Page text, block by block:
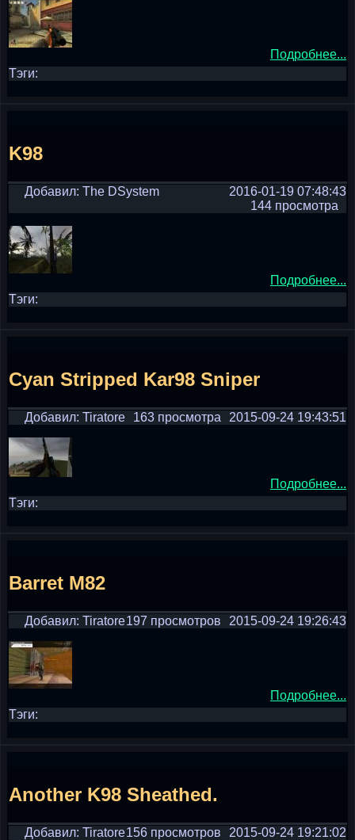
Подробнее...
Тэги:
K98
Добавил: The DSystem
2016-01-19 07:48:43
144 просмотра
Подробнее...
Тэги:
Cyan Stripped Kar98 Sniper
Добавил: Tiratore 2015-09-24 19:43:51
163 просмотра
Подробнее...
Тэги:
Barret M82
Добавил: Tiratore 2015-09-24 19:26:43
197 просмотров
Подробнее...
Тэги:
Another K98 Sheathed.
Добавил: Tiratore 2015-09-24 19:21:02
156 просмотров